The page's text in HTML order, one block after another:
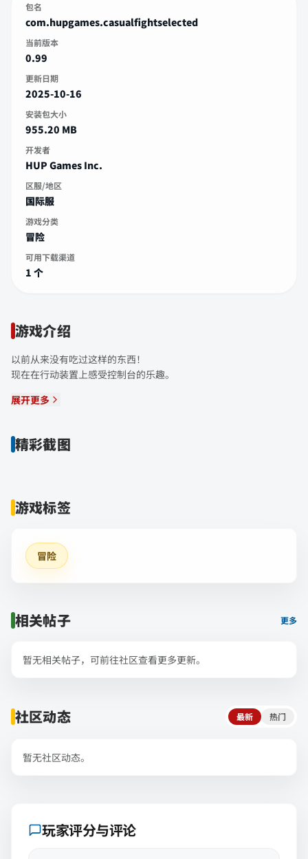
包名
com.hupgames.casualfightselected
当前版本
0.99
更新日期
2025-10-16
安装包大小
955.20 MB
开发者
HUP Games Inc.
区服/地区
国际服
游戏分类
冒险
可用下载渠道
1 个
游戏介绍
以前从来没有吃过这样的东西！
现在在行动装置上感受控制台的乐趣。
展开更多
精彩截图
游戏标签
冒险
相关帖子 更多
暂无相关帖子，可前往社区查看更多更新。
社区动态 最新 热门
暂无社区动态。
玩家评分与评论